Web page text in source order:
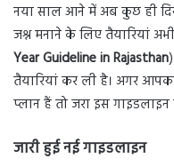
नया साल आने में अब कुछ ही
जश्न मनाने के लिए तैयारियां
Year Guideline in Rajasthan
तैयारियां कर ली है। अगर
प्लान हैं तो जरा इस
जारी हुई नई गाइडलाइन